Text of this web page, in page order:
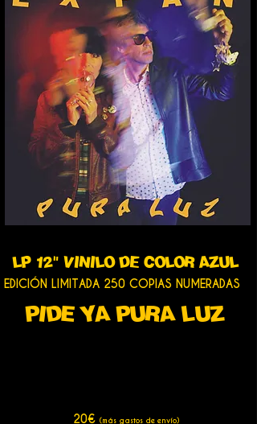
LP 12" VINILO DE COLOR AZUL
EDICIÓN LIMITADA 250 COPIAS NUMERADAS
PIDE YA PURA LUZ
20€ (más gastos de envío)